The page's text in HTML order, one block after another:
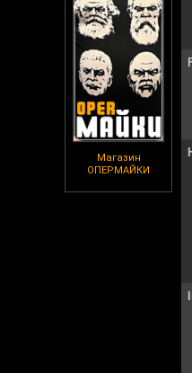
Магазин
ОПЕРМАЙКИ